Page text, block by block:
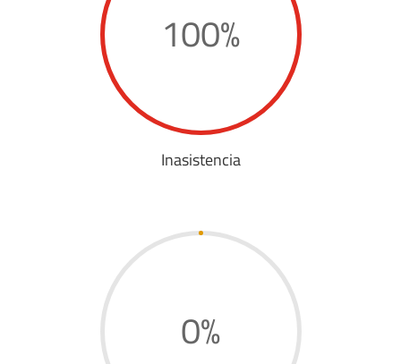
100%
Inasistencia
0%